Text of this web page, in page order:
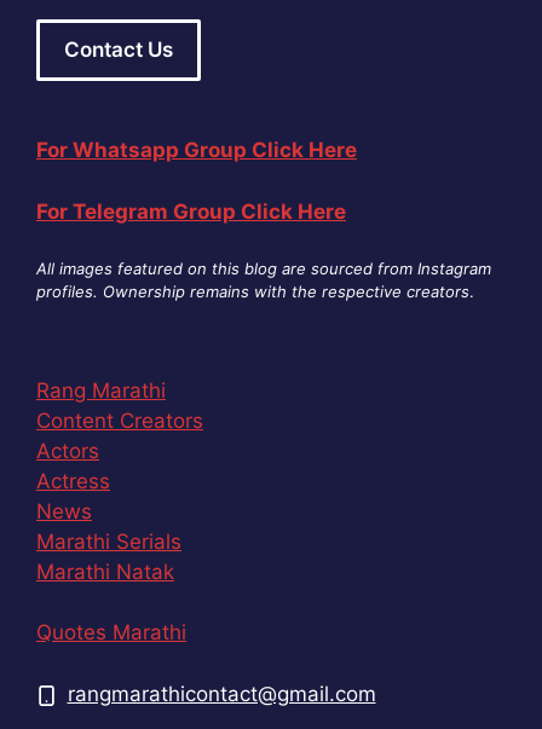
Contact Us
For Whatsapp Group Click Here
For Telegram Group Click Here
All images featured on this blog are sourced from Instagram
profiles. Ownership remains with the respective creators.
Rang Marathi
Content Creators
Actors
Actress
News
Marathi Serials
Marathi Natak
Quotes Marathi
rangmarathicontact@gmail.com